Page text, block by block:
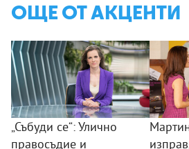
ОЩЕ ОТ АКЦЕНТИ
„Събуди се“: Улично
правосъдие и